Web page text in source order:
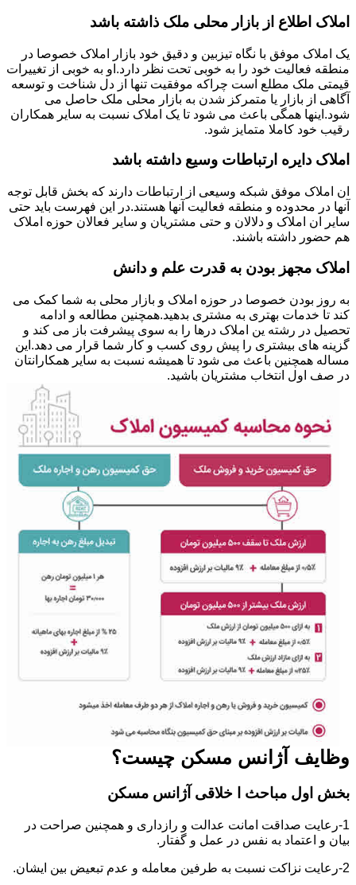
املاک اطلاع از بازار محلی ملک ذاشته باشد
یک املاک موفق با نگاه تیزبین و دقیق خود بازار املاک خصوصا در
منطقه فعالیت خود را به خوبی تحت نظر دارد.او به خوبی از تغییرات
قیمتی ملک مطلع است چراکه موفقیت تنها از دل شناخت و توسعه
آگاهی از بازار یا متمرکز شدن به بازار محلی ملک حاصل می
شود.اینها همگی باعث می شود تا یک املاک نسبت به سایر همکاران
رقیب خود کاملا متمایز شود.
املاک دایره ارتباطات وسیع داشته باشد
ان املاک موفق شبکه وسیعی از ارتباطات دارند که بخش قابل توجه
آنها در محدوده و منطقه فعالیت آنها هستند.در این فهرست باید حتی
سایر ان املاک و دلالان و حتی مشتریان و سایر فعالان حوزه املاک
هم حضور داشته باشند.
املاک مجهز بودن به قدرت علم و دانش
به روز بودن خصوصا در حوزه املاک و بازار محلی به شما کمک می
کند تا خدمات بهتری به مشتری بدهید.همچنین مطالعه و ادامه
تحصیل در رشته ین املاک درها را به سوی پیشرفت باز می کند و
گزینه های بیشتری را پیش روی کسب و کار شما قرار می دهد.این
مساله همچنین باعث می شود تا همیشه نسبت به سایر همکارانتان
در صف اول انتخاب مشتریان باشید.
وظایف آژانس مسکن چیست؟
بخش اول مباحث ا خلاقی آژانس مسکن
1-رعایت صداقت امانت عدالت و رازداری و همچنین صراحت در
بیان و اعتماد به نفس در عمل و گفتار.
2-رعایت نزاکت نسبت به طرفین معامله و عدم تبعیض بین ایشان.